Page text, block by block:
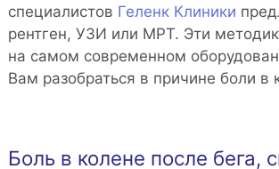
специалистов Геленк Клиники
рентген, УЗИ или МРТ. Эти
на самом современном
Вам разобраться в причине боли в
Боль в колене после бега,